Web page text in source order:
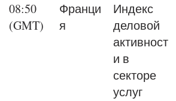
08:50
(GMT)
Франци
я
Индекс
деловой
активност
и в
секторе
услуг